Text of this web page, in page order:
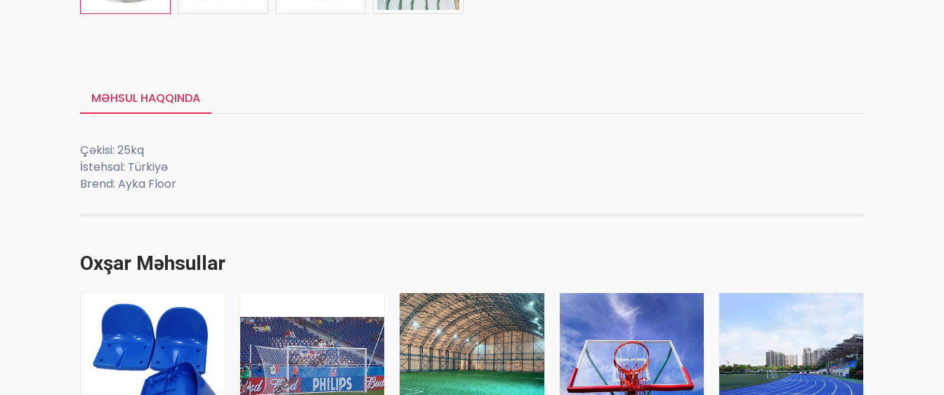
MƏHSUL HAQQINDA
Çəkisi: 25kq
İstehsal: Türkiyə
Brend: Ayka Floor
Oxşar Məhsullar